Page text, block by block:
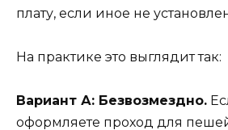
плату, если иное не
На практике это выглядит так:
Вариант А: Безвозмездно.
оформляете проход для